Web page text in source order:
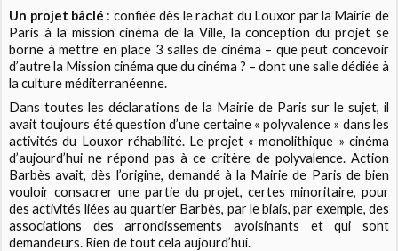
Un projet bâclé : confiée dès le rachat du Louxor par la Mairie de
Paris à la mission cinéma de la Ville, la conception du projet se
borne à mettre en place 3 salles de cinéma – que peut concevoir
d’autre la Mission cinéma que du cinéma ? – dont une salle dédiée à
la culture méditerranéenne.
Dans toutes les déclarations de la Mairie de Paris sur le sujet, il
avait toujours été question d’une certaine « polyvalence » dans les
activités du Louxor réhabilité. Le projet « monolithique » cinéma
d’aujourd’hui ne répond pas à ce critère de polyvalence. Action
Barbès avait, dès l’origine, demandé à la Mairie de Paris de bien
vouloir consacrer une partie du projet, certes minoritaire, pour
des activités liées au quartier Barbès, par le biais, par exemple, des
associations des arrondissements avoisinants et qui sont
demandeurs. Rien de tout cela aujourd’hui.